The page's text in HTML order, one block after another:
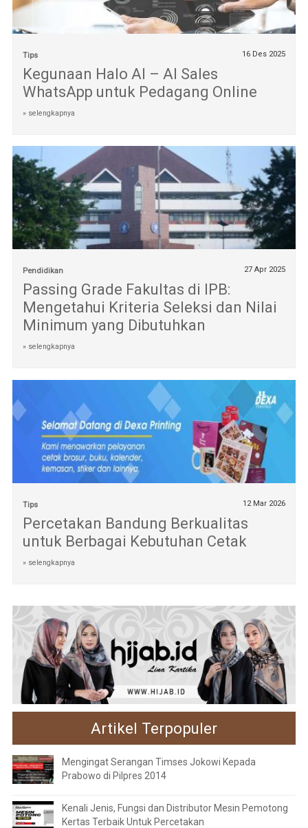
Tips 16 Des 2025
Kegunaan Halo AI – AI Sales
WhatsApp untuk Pedagang Online
» selengkapnya
Pendidikan 27 Apr 2025
Passing Grade Fakultas di IPB:
Mengetahui Kriteria Seleksi dan Nilai
Minimum yang Dibutuhkan
» selengkapnya
Tips 12 Mar 2026
Percetakan Bandung Berkualitas
untuk Berbagai Kebutuhan Cetak
» selengkapnya
Artikel Terpopuler
Mengingat Serangan Timses Jokowi Kepada
Prabowo di Pilpres 2014
Kenali Jenis, Fungsi dan Distributor Mesin Pemotong
Kertas Terbaik Untuk Percetakan